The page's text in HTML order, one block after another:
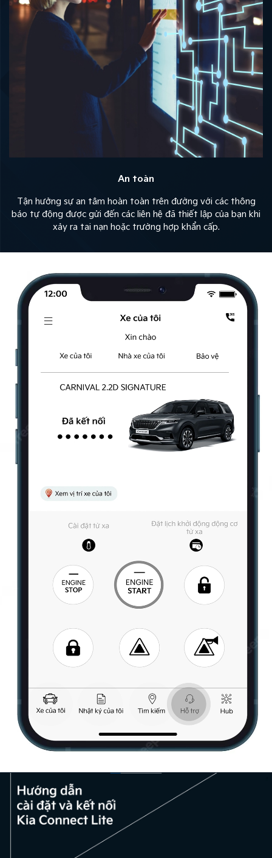
An toàn
Tận hưởng sự an tâm hoàn toàn trên đường với các thông
báo tự động được gửi đến các liên hệ đã thiết lập của bạn khi
xảy ra tai nạn hoặc trường hợp khẩn cấp.